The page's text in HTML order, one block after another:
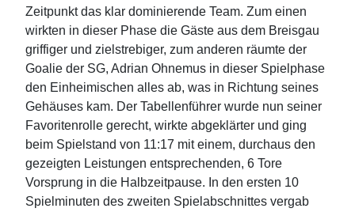
Zeitpunkt das klar dominierende Team. Zum einen
wirkten in dieser Phase die Gäste aus dem Breisgau
griffiger und zielstrebiger, zum anderen räumte der
Goalie der SG, Adrian Ohnemus in dieser Spielphase
den Einheimischen alles ab, was in Richtung seines
Gehäuses kam. Der Tabellenführer wurde nun seiner
Favoritenrolle gerecht, wirkte abgeklärter und ging
beim Spielstand von 11:17 mit einem, durchaus den
gezeigten Leistungen entsprechenden, 6 Tore
Vorsprung in die Halbzeitpause. In den ersten 10
Spielminuten des zweiten Spielabschnittes vergab